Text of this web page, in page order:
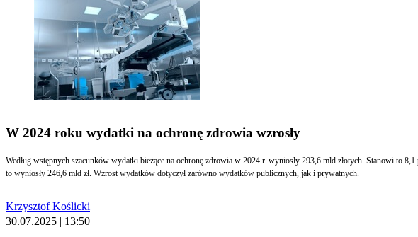
W 2024 roku wydatki na ochronę zdrowia wzrosły
Według wstępnych szacunków wydatki bieżące na ochronę zdrowia w 2024 r. wyniosły 293,6 mld złotych. Stanowi to
to wyniosły 246,6 mld zł. Wzrost wydatków dotyczył zarówno wydatków publicznych, jak i prywatnych.
Krzysztof Koślicki
30.07.2025 | 13:50